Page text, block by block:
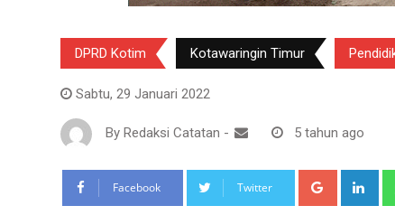
DPRD Kotim Kotawaringin Timur
Sabtu, 29 Januari 2022
By Redaksi Catatan - 5 tahun ago
Facebook Twitter Google+